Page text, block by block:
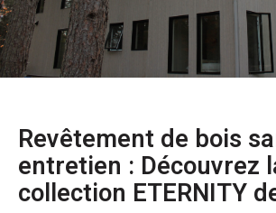
Revêtement de bois
entretien : Découvrez
collection ETERNITY